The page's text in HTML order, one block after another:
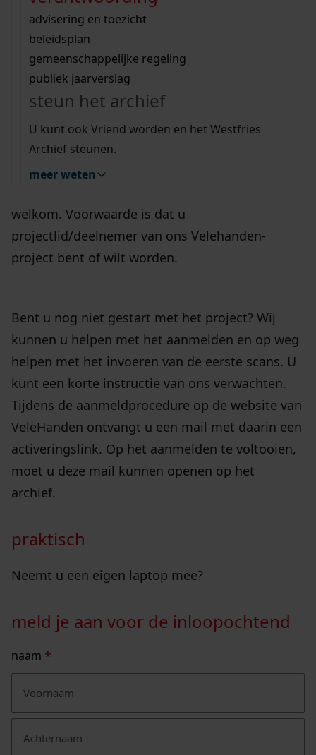
bouwvergunningen
omgevingsvergunningen
vergunningen
beeld en geluid
uitleg nodig?
Wij helpen u op weg met een aantal zoektips.
bekijk alle zoektips
Wij helpen u op weg met een aantal zoektips.
bekijk alle zoektips
bekijk ons geschiedenislokaal
advisering en toezicht
beleidsplan
gemeenschappelijke regeling
publiek jaarverslag
steun het archief
U kunt ook Vriend worden en het Westfries
Archief steunen.
meer weten
wat kun je verwachten?
Vrijdagochtend 12 september is in het Westfries
Archief een VeleHanden-inloopochtend.
Iedereen die wil controleren of vragen heeft over
welkom. Voorwaarde is dat u
projectlid/deelnemer van ons Velehanden-
project bent of wilt worden.
Bent u nog niet gestart met het project? Wij
kunnen u helpen met het aanmelden en op weg
helpen met het invoeren van de eerste scans. U
kunt een korte instructie van ons verwachten.
Tijdens de aanmeldprocedure op de website van
VeleHanden ontvangt u een mail met daarin een
activeringslink. Op het aanmelden te voltooien,
moet u deze mail kunnen openen op het
archief.
praktisch
Neemt u een eigen laptop mee?
meld je aan voor de inloopochtend
naam *
voornaam